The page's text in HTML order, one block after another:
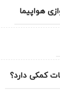
هواپیما
کمکی دارد؟